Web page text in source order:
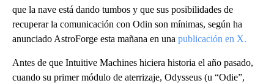
que la nave está dando tumbos y que sus posibilidades de
recuperar la comunicación con Odin son mínimas, según ha
anunciado AstroForge esta mañana en una publicación en X.
Antes de que Intuitive Machines hiciera historia el año pasado,
cuando su primer módulo de aterrizaje, Odysseus (u “Odie”,